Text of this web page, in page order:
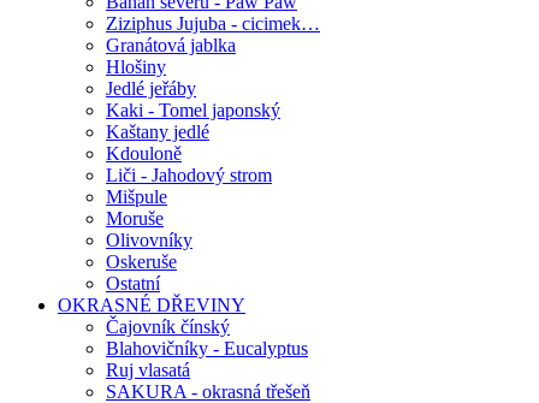
Ziziphus Jujuba - cicimek…
Granátová jablka
Hlošiny
Jedlé jeřáby
Kaki - Tomel japonský
Kaštany jedlé
Kdouloně
Liči - Jahodový strom
Mišpule
Moruše
Olivovníky
Oskeruše
Ostatní
OKRASNÉ DŘEVINY
Čajovník čínský
Blahovičníky - Eucalyptus
Ruj vlasatá
SAKURA - okrasná třešeň